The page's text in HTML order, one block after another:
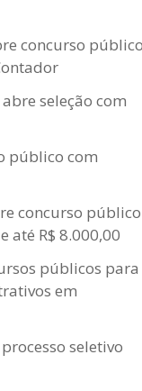
concurso
seleção com
público com
concurso público
até R$ 8.000,00
públicos para
em
seletivo